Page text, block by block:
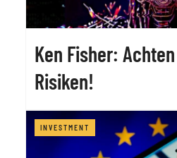
Ken Fisher:
Risiken!
INVESTMENT